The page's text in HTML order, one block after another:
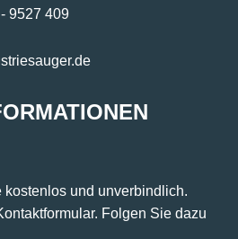
9527 409
kostenlos und unverbindlich.
Folgen Sie dazu